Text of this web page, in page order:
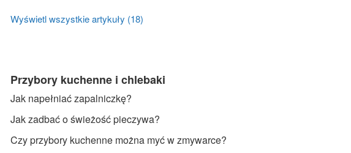
Wyświetl wszystkie artykuły (18)
Przybory kuchenne i chlebaki
Jak napełniać zapalniczkę?
Jak zadbać o świeżość pieczywa?
Czy przybory kuchenne można myć w zmywarce?